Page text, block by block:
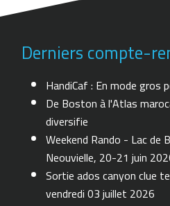
Derniers compte-
HandiCaf : En mode gros
De Boston à l'Atlas
diversifie
Weekend Rando - Lac de
Neouvielle, 20-21 juin
Sortie ados canyon clue
vendredi 03 juillet 2026